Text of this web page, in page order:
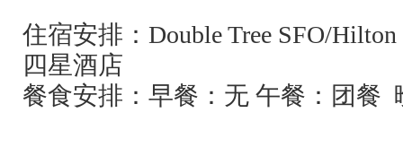
住宿安排： Double Tree SFO/
四星酒店
餐食安排：早餐：无 午餐：团餐